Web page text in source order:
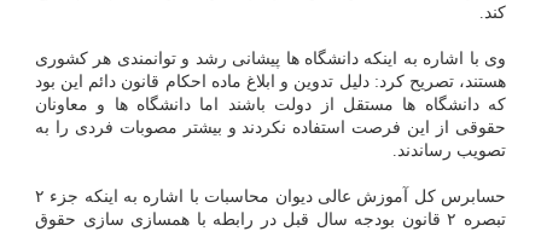
کند.
وی با اشاره به اینکه دانشگاه ها پیشانی رشد و توانمندی هر کشوری
هستند، تصریح کرد: دلیل تدوین و ابلاغ ماده احکام قانون دائم این بود
که دانشگاه ها مستقل از دولت باشند اما دانشگاه ها و معاونان
حقوقی از این فرصت استفاده نکردند و بیشتر مصوبات فردی را به
تصویب رساندند.
حسابرس کل آموزش عالی دیوان محاسبات با اشاره به اینکه جزء ۲
تبصره ۲ قانون بودجه سال قبل در رابطه با همسازی سازی حقوق